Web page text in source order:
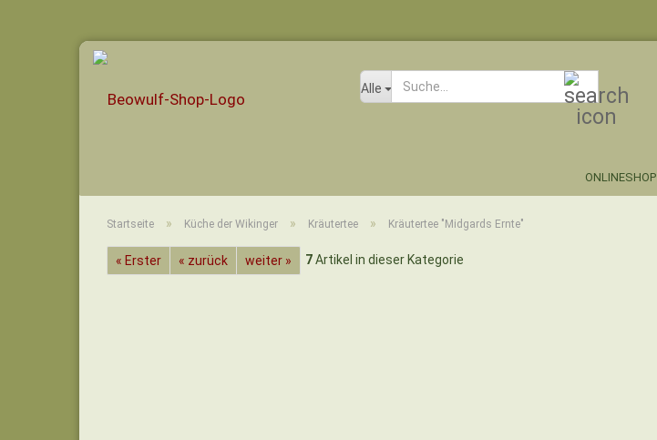
Alle
ONLINESHOP
Startseite » Küche der Wikinger » Kräutertee » Kräutertee "Midgards Ernte"
« Erster « zurück weiter » 7Artikel in dieser Kategorie